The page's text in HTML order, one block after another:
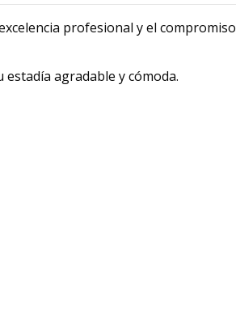
profesional y el compromiso
agradable y cómoda.